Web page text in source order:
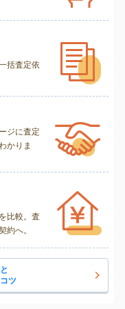
括査定依
ジに査定
かりま
比較。査
約へ。
ツ